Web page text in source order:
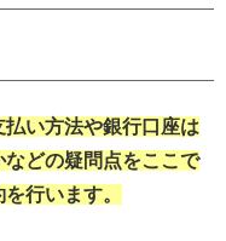
い方法や銀行口座は
どの疑問点をここで
行います。